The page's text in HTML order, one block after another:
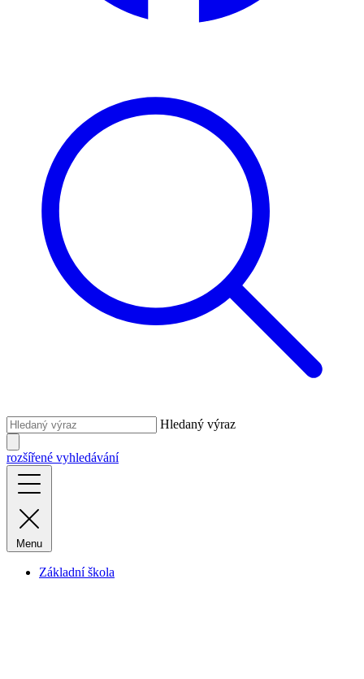
Hledaný výraz
rozšířené vyhledávání
Menu
Základní škola